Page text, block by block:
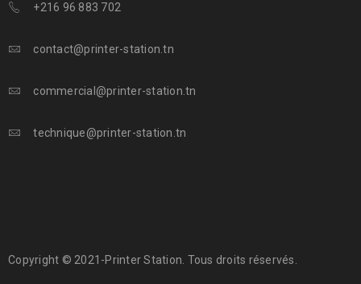
+216 96 883 702
contact@printer-station.tn
commercial@printer-station.tn
technique@printer-station.tn
Copyright © 2021-Printer Station. Tous droits réservés.